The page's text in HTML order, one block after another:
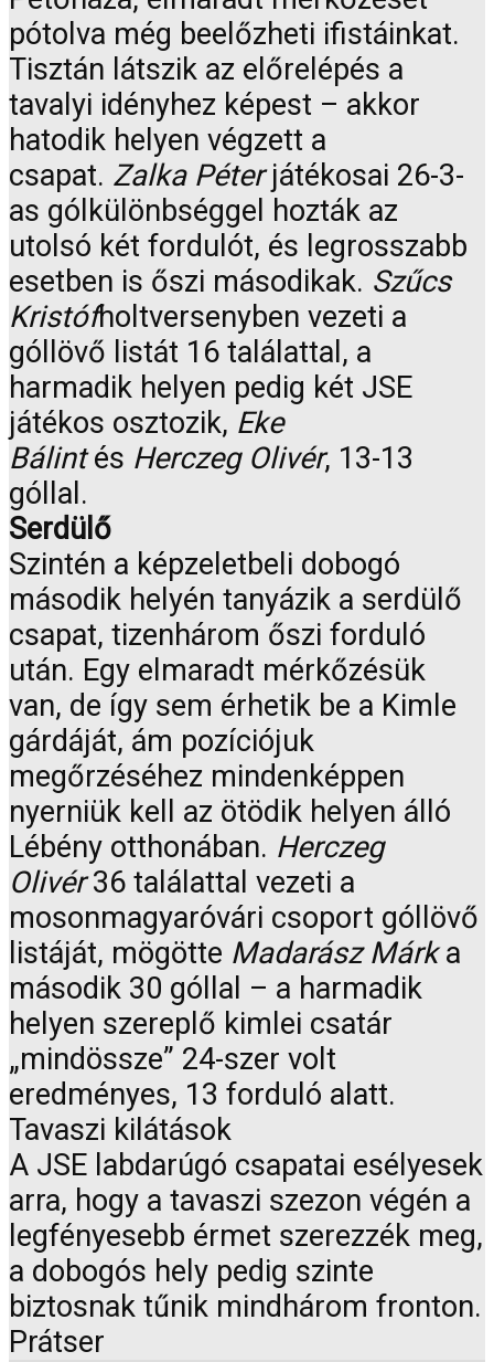
pótolva még beelőzheti ifistáinkat.
Tisztán látszik az előrelépés a
tavalyi idényhez képest – akkor
hatodik helyen végzett a
csapat. Zalka Péterjátékosai 26-3-
as gólkülönbséggel hozták az
utolsó két fordulót, és legrosszabb
esetben is őszi másodikak. Szűcs
Kristófholtversenyben vezeti a
góllövő listát 16 találattal, a
harmadik helyen pedig két JSE
játékos osztozik, Eke
Bálintés Herczeg Olivér, 13-13
góllal.
Serdülő
Szintén a képzeletbeli dobogó
második helyén tanyázik a serdülő
csapat, tizenhárom őszi forduló
után. Egy elmaradt mérkőzésük
van, de így sem érhetik be a Kimle
gárdáját, ám pozíciójuk
megőrzéséhez mindenképpen
nyerniük kell az ötödik helyen álló
Lébény otthonában. Herczeg
Olivér36 találattal vezeti a
mosonmagyaróvári csoport góllövő
listáját, mögötte Madarász Márka
második 30 góllal – a harmadik
helyen szereplő kimlei csatár
„mindössze” 24-szer volt
eredményes, 13 forduló alatt.
Tavaszi kilátások
A JSE labdarúgó csapatai esélyesek
arra, hogy a tavaszi szezon végén a
legfényesebb érmet szerezzék meg,
a dobogós hely pedig szinte
biztosnak tűnik mindhárom fronton.
Prátser